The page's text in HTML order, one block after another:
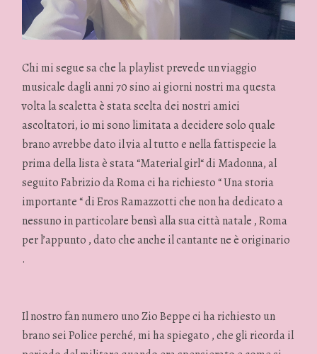
Chi mi segue sa che la playlist prevede un viaggio
musicale dagli anni 70 sino ai giorni nostri ma questa
volta la scaletta è stata scelta dei nostri amici
ascoltatori, io mi sono limitata a decidere solo quale
brano avrebbe dato il via al tutto e nella fattispecie la
prima della lista è stata “Material girl“ di Madonna, al
seguito Fabrizio da Roma ci ha richiesto “ Una storia
importante “ di Eros Ramazzotti che non ha dedicato a
nessuno in particolare bensì alla sua città natale , Roma
per l’appunto , dato che anche il cantante ne è originario
.
Il nostro fan numero uno Zio Beppe ci ha richiesto un
brano sei Police perché, mi ha spiegato , che gli ricorda il